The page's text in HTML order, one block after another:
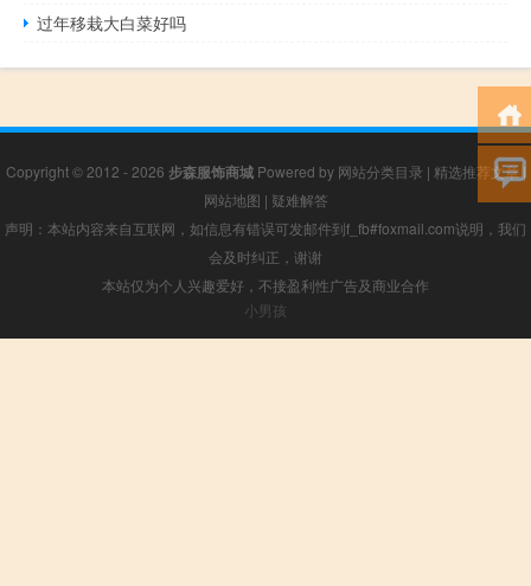
过年移栽大白菜好吗
Copyright © 2012 - 2026 步森服饰商城Powered by 网站分类目录 | 精选推荐文章 |
网站地图 | 疑难解答
声明：本站内容来自互联网，如信息有错误可发邮件到f_fb#foxmail.com说明，我们
会及时纠正，谢谢
本站仅为个人兴趣爱好，不接盈利性广告及商业合作
小男孩